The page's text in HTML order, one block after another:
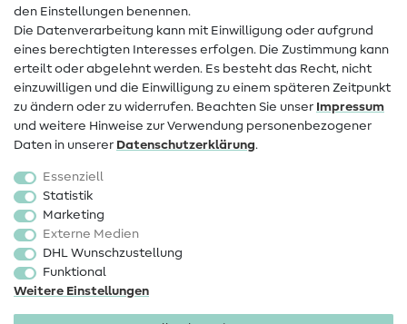
Widerrufsrecht
Beliebt
Stoffe
Sale
Schnittmuster
den Einstellungen benennen.
Die Datenverarbeitung kann mit Einwilligung oder aufgrund
eines berechtigten Interesses erfolgen. Die Zustimmung kann
erteilt oder abgelehnt werden. Es besteht das Recht, nicht
einzuwilligen und die Einwilligung zu einem späteren Zeitpunkt
zu ändern oder zu widerrufen. Beachten Sie unser Impressum
und weitere Hinweise zur Verwendung personenbezogener
Daten in unserer Daten­schutz­erklärung.
Essenziell
Statistik
Marketing
Externe Medien
DHL Wunschzustellung
Funktional
Weitere Einstellungen